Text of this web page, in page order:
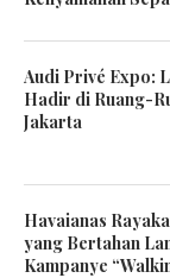
Audi Privé Expo:
Hadir di Ruang-
Jakarta
Havaianas
yang Bertahan
Kampanye